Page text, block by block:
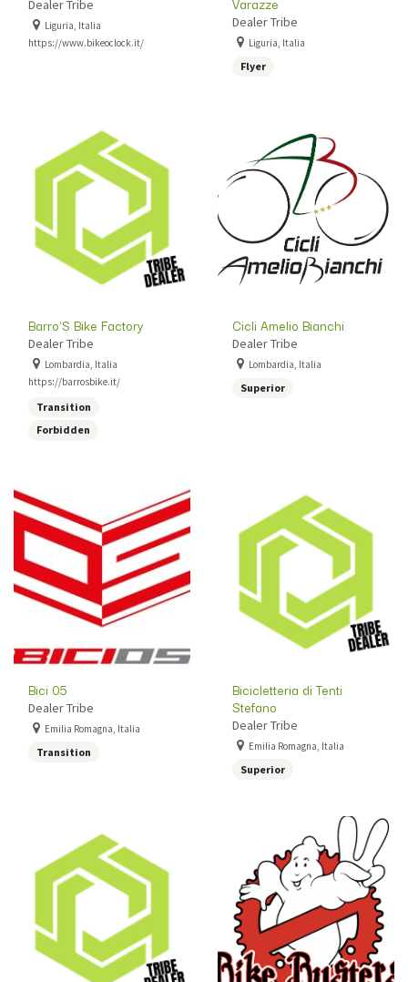
Dealer Tribe
Liguria, Italia
https://www.bikeoclock.it/
Dealer Tribe
Liguria, Italia
Flyer
Barro'S Bike Factory
Dealer Tribe
Lombardia, Italia
https://barrosbike.it/
Transition
Forbidden
Cicli Amelio Bianchi
Dealer Tribe
Lombardia, Italia
Superior
Bici 05
Dealer Tribe
Emilia Romagna, Italia
Transition
Bicicletteria di Tenti
Stefano
Dealer Tribe
Emilia Romagna, Italia
Superior